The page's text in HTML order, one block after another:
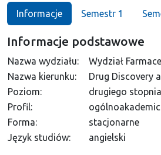
Informacje Semestr 1
Informacje podstawowe
Nazwa wydziału:
Wydział
Nazwa kierunku:
Drug Discovery
Poziom:
drugiego stopnia
Profil:
Forma:
stacjonarne
Język studiów:
angielski